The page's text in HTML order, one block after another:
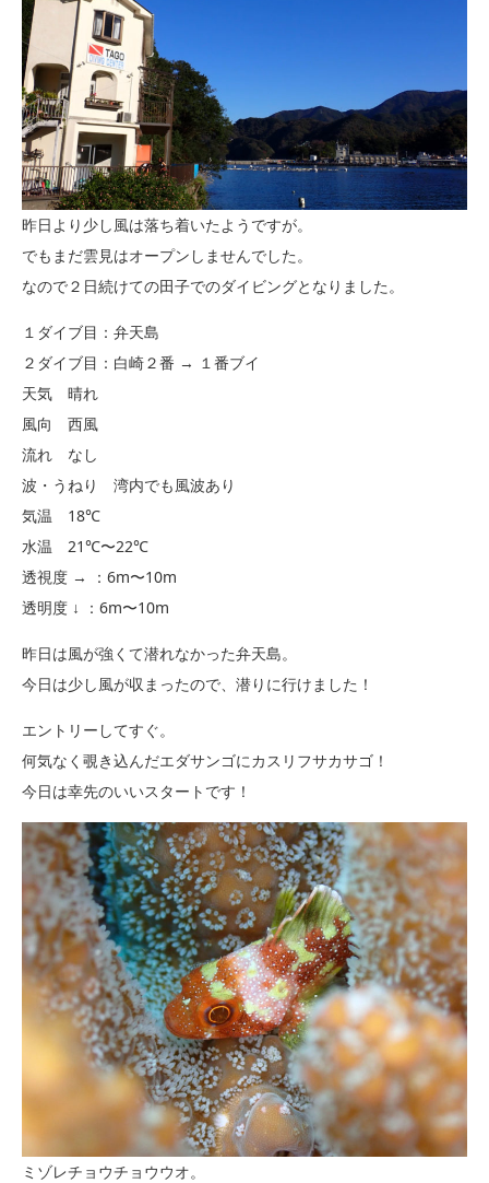
昨日より少し風は落ち着いたようですが。
でもまだ雲見はオープンしませんでした。
なので２日続けての田子でのダイビングとなりました。
１ダイブ目：弁天島
２ダイブ目：白崎２番 → １番ブイ
天気 晴れ
風向 西風
流れ なし
波・うねり 湾内でも風波あり
気温 18℃
水温 21℃〜22℃
透視度 → ：6m〜10m
透明度 ↓ ：6m〜10m
昨日は風が強くて潜れなかった弁天島。
今日は少し風が収まったので、潜りに行けました！
エントリーしてすぐ。
何気なく覗き込んだエダサンゴにカスリフサカサゴ！
今日は幸先のいいスタートです！
ミゾレチョウチョウウオ。